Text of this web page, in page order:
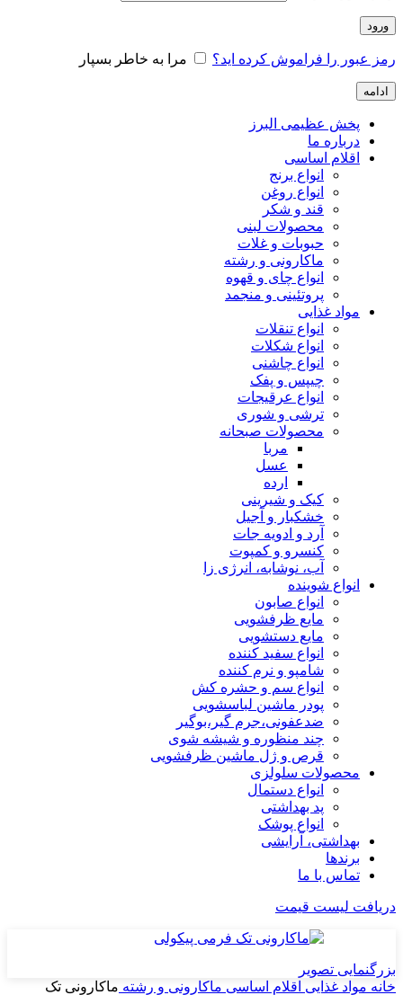
ورود
رمز عبور را فراموش کرده اید؟ مرا به خاطر بسپار
ادامه
پخش عظیمی البرز
درباره ما
اقلام اساسی
انواع برنج
انواع روغن
قند و شکر
محصولات لبنی
حبوبات و غلات
ماکارونی و رشته
انواع چای و قهوه
پروتئینی و منجمد
مواد غذایی
انواع تنقلات
انواع شکلات
انواع چاشنی
چیپس و پفک
انواع عرقیجات
ترشی و شوری
محصولات صبحانه
مربا
عسل
ارده
کیک و شیرینی
خشکبار و آجیل
آرد و ادویه جات
کنسرو و کمپوت
آب، نوشابه، انرژی زا
انواع شوینده
انواع صابون
مایع ظرفشویی
مایع دستشویی
انواع سفید کننده
شامپو و نرم کننده
انواع سم و حشره کش
پودر ماشین لباسشویی
ضدعفونی،جرم گیر،بوگیر
چند منظوره و شیشه شوی
قرص و ژل ماشین ظرفشویی
محصولات سلولزی
انواع دستمال
پد بهداشتی
انواع پوشک
بهداشتی، آرایشی
برندها
تماس با ما
دریافت لیست قیمت
بزرگنمایی تصویر
خانه مواد غذایی اقلام اساسی ماکارونی و رشته ماکارونی تک